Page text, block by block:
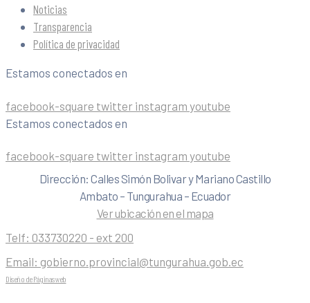
Noticias
Transparencia
Política de privacidad
Estamos conectados en
facebook-square twitter instagram youtube
Estamos conectados en
facebook-square twitter instagram youtube
Dirección: Calles Simón Bolivar y Mariano Castillo
Ambato – Tungurahua – Ecuador
Ver ubicación en el mapa
Telf: 033730220 - ext 200
Email: gobierno.provincial@tungurahua.gob.ec
Diseño de Páginas web